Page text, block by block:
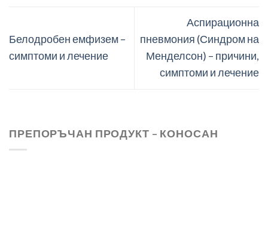
Белодробен емфизем –
симптоми и лечение
Аспирационна
пневмония (Синдром на
Менделсон) – причини,
симптоми и лечение
ПРЕПОРЪЧАН ПРОДУКТ – КОНОСАН